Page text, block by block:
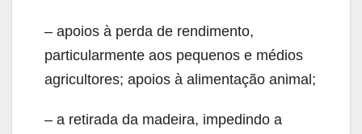
– apoios à perda de rendimento,
particularmente aos pequenos e médios
agricultores; apoios à alimentação animal;
– a retirada da madeira, impedindo a